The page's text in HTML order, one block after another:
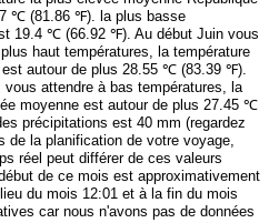
℃ (81.86 ℉). la plus basse
19.4 ℃ (66.92 ℉). Au début Juin vous
haut températures, la température
autour de plus 28.55 ℃ (83.39 ℉).
attendre à bas températures, la
moyenne est autour de plus 27.45 ℃
précipitations est 40 mm (regardez
de la planification de votre voyage,
réel peut différer de ces valeurs
de ce mois est approximativement
du mois 12:01 et à la fin du mois
car nous n'avons pas de données